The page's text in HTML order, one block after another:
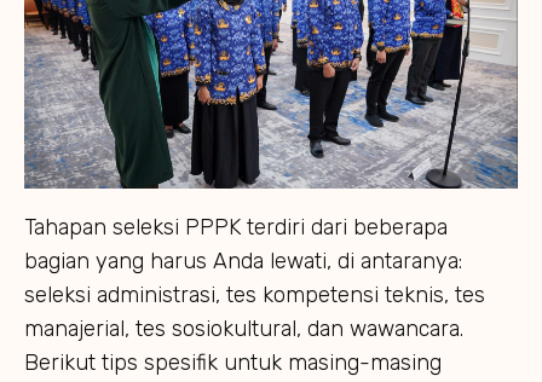
Tahapan seleksi PPPK terdiri dari beberapa
bagian yang harus Anda lewati, di antaranya:
seleksi administrasi, tes kompetensi teknis, tes
manajerial, tes sosiokultural, dan wawancara.
Berikut tips spesifik untuk masing-masing